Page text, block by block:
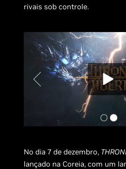
rivais sob controle.
No dia 7 de dezembro,
lançado na Coreia, com um